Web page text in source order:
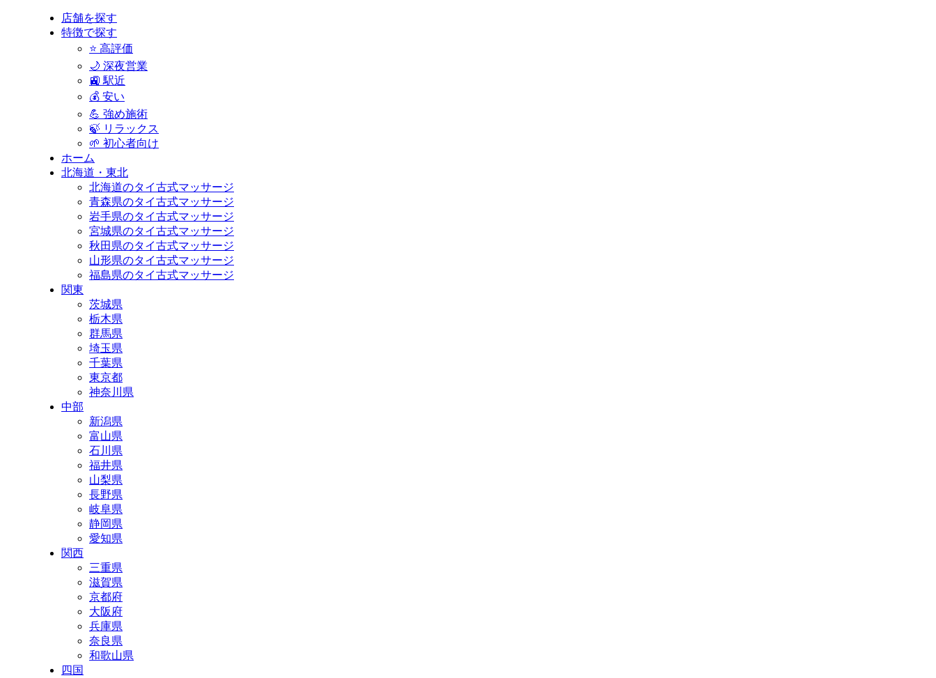
店舗を探す
特徴で探す
⭐ 高評価
🌙 深夜営業
🚉 駅近
💰 安い
💪 強め施術
🍃 リラックス
🌱 初心者向け
ホーム
北海道・東北
北海道のタイ古式マッサージ
青森県のタイ古式マッサージ
岩手県のタイ古式マッサージ
宮城県のタイ古式マッサージ
秋田県のタイ古式マッサージ
山形県のタイ古式マッサージ
福島県のタイ古式マッサージ
関東
茨城県
栃木県
群馬県
埼玉県
千葉県
東京都
神奈川県
中部
新潟県
富山県
石川県
福井県
山梨県
長野県
岐阜県
静岡県
愛知県
関西
三重県
滋賀県
京都府
大阪府
兵庫県
奈良県
和歌山県
四国